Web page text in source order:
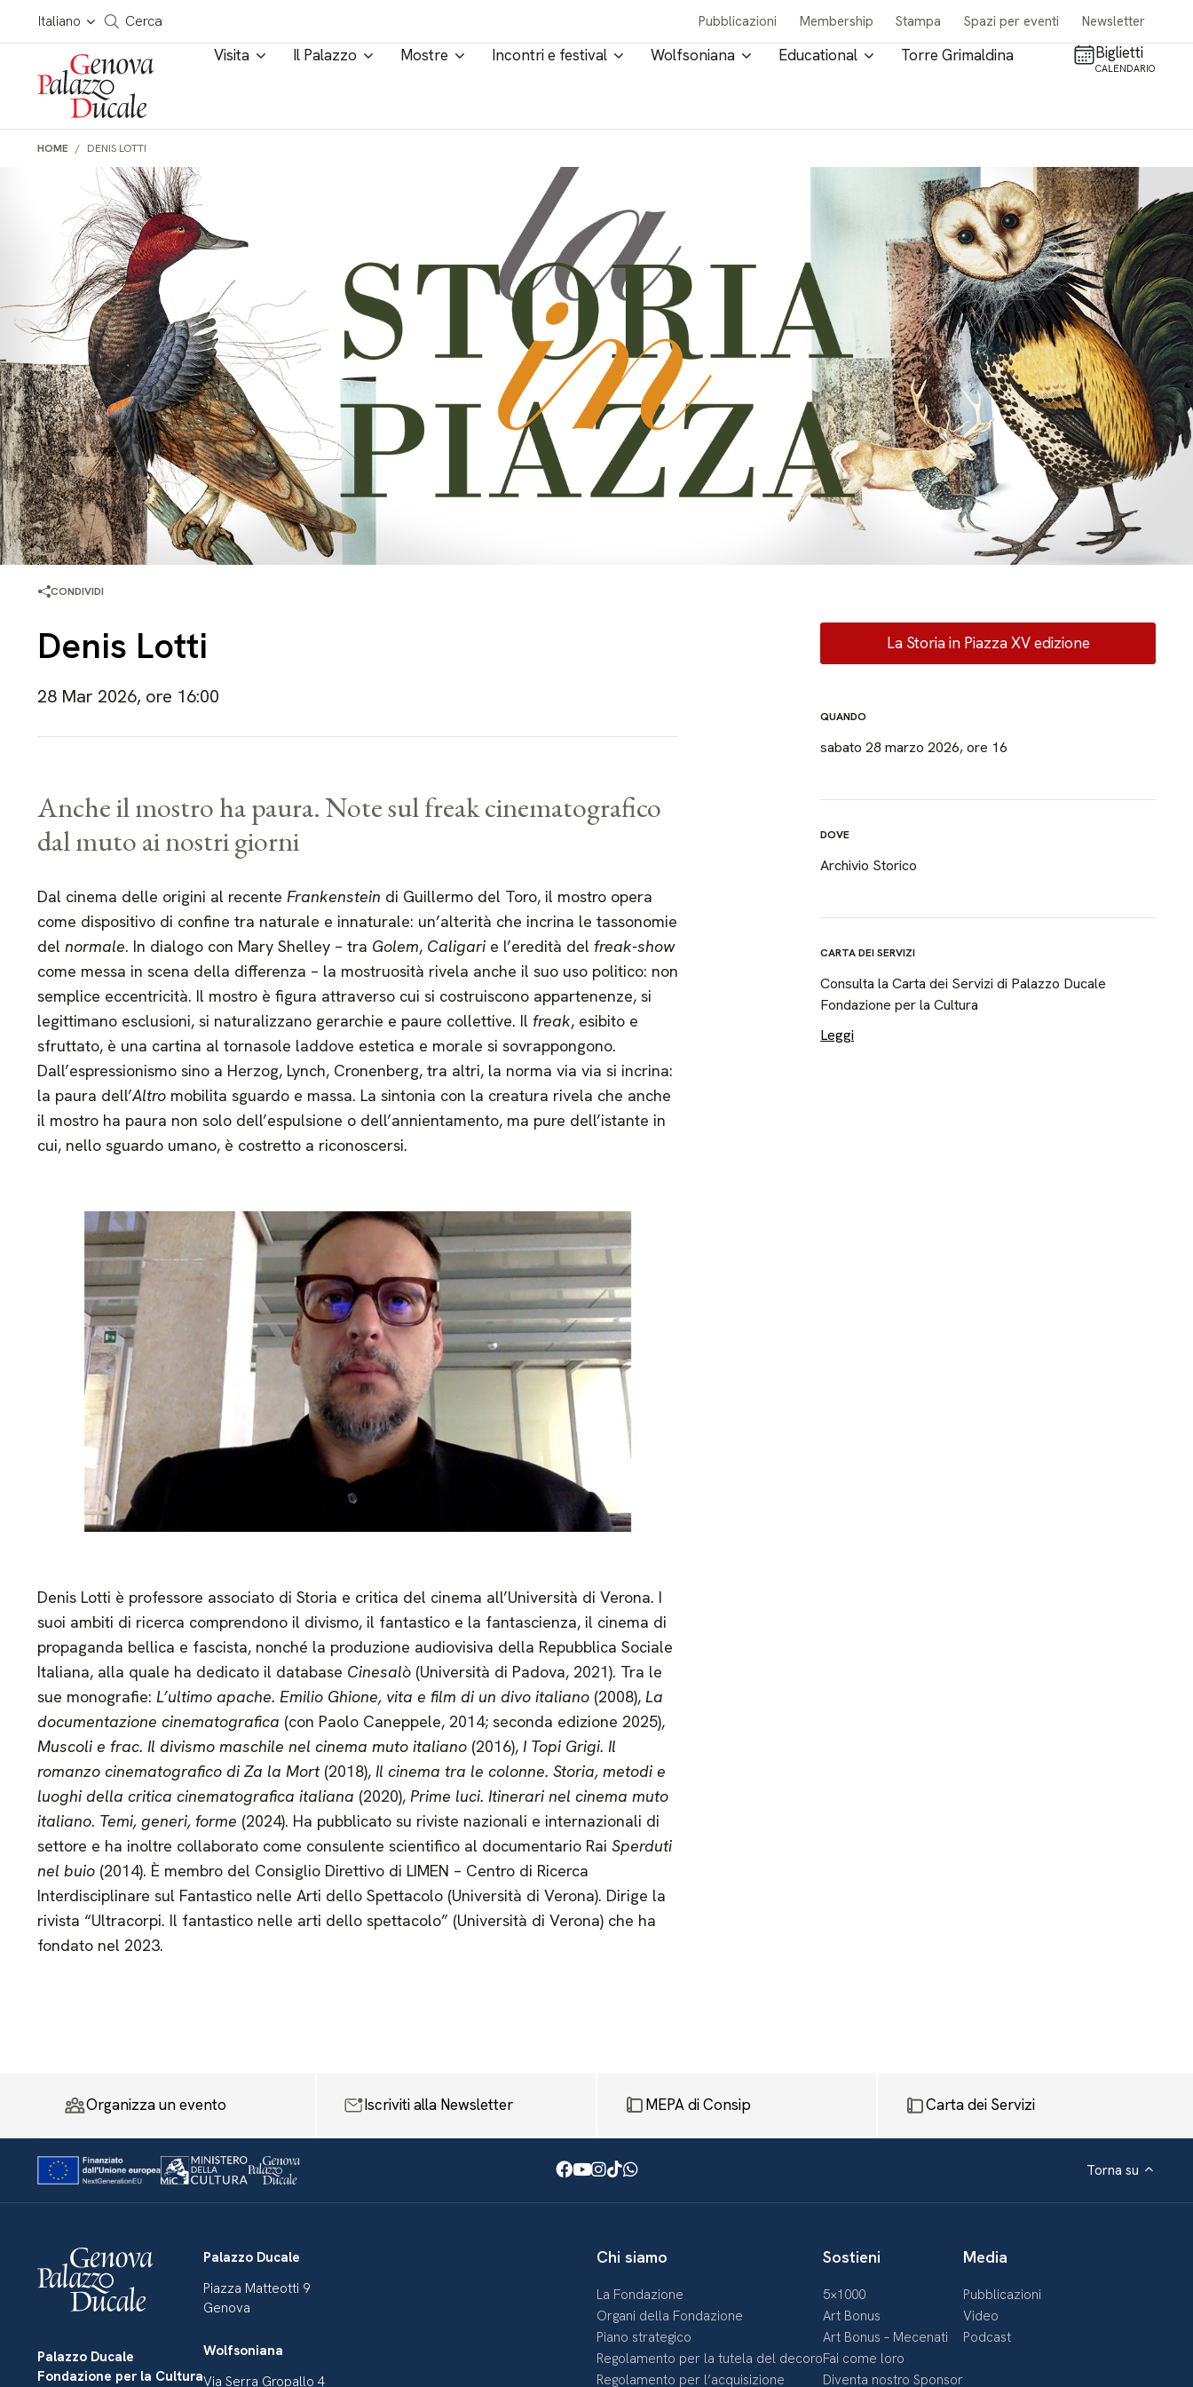
Salta al contenuto
Italiano
Cerca in tutto il sito
Cerca Pubblicazioni Membership Stampa Spazi per eventi Newsletter
Visita Il Palazzo Mostre Incontri e festival Wolfsoniana Educational Torre Grimaldina Biglietti
CALENDARIO
HOME DENIS LOTTI
CONDIVIDI
Denis Lotti
28 Mar 2026, ore 16:00
Anche il mostro ha paura. Note sul freak cinematografico
dal muto ai nostri giorni
Dal cinema delle origini al recente Frankenstein di Guillermo del Toro, il mostro opera
come dispositivo di confine tra naturale e innaturale: un’alterità che incrina le tassonomie
del normale. In dialogo con Mary Shelley – tra Golem, Caligarie l’eredità del freak-show
come messa in scena della differenza – la mostruosità rivela anche il suo uso politico: non
semplice eccentricità. Il mostro è figura attraverso cui si costruiscono appartenenze, si
legittimano esclusioni, si naturalizzano gerarchie e paure collettive. Il freak, esibito e
sfruttato, è una cartina al tornasole laddove estetica e morale si sovrappongono.
Dall’espressionismo sino a Herzog, Lynch, Cronenberg, tra altri, la norma via via si incrina:
la paura dell’Altromobilita sguardo e massa. La sintonia con la creatura rivela che anche
il mostro ha paura non solo dell’espulsione o dell’annientamento, ma pure dell’istante in
cui, nello sguardo umano, è costretto a riconoscersi.
Denis Lotti è professore associato di Storia e critica del cinema all’Università di Verona. I
suoi ambiti di ricerca comprendono il divismo, il fantastico e la fantascienza, il cinema di
propaganda bellica e fascista, nonché la produzione audiovisiva della Repubblica Sociale
Italiana, alla quale ha dedicato il database Cinesalò(Università di Padova, 2021). Tra le
sue monografie: L’ultimo apache. Emilio Ghione, vita e film di un divo italiano(2008), La
documentazione cinematografica (con Paolo Caneppele, 2014; seconda edizione 2025),
Muscoli e frac. Il divismo maschile nel cinema muto italiano(2016), I Topi Grigi. Il
romanzo cinematografico di Za la Mort(2018), Il cinema tra le colonne. Storia, metodi e
luoghi della critica cinematografica italiana (2020), Prime luci. Itinerari nel cinema muto
italiano. Temi, generi, forme (2024). Ha pubblicato su riviste nazionali e internazionali di
settore e ha inoltre collaborato come consulente scientifico al documentario Rai Sperduti
nel buio(2014). È membro del Consiglio Direttivo di LIMEN – Centro di Ricerca
Interdisciplinare sul Fantastico nelle Arti dello Spettacolo (Università di Verona). Dirige la
rivista “Ultracorpi. Il fantastico nelle arti dello spettacolo” (Università di Verona) che ha
fondato nel 2023.
La Storia in Piazza XV edizione
QUANDO
sabato 28 marzo 2026, ore 16
DOVE
Archivio Storico
CARTA DEI SERVIZI
Consulta la Carta dei Servizi di Palazzo Ducale
Fondazione per la Cultura
Leggi
Organizza un evento Iscriviti alla Newsletter MEPA di Consip Carta dei Servizi
Facebook
Youtube
Instagram
TikTok
WhatsApp Torna su
Palazzo Ducale
Fondazione per la Cultura
Palazzo Ducale
Piazza Matteotti 9
Genova
Wolfsoniana
Via Serra Gropallo 4
Chi siamo
La Fondazione
Organi della Fondazione
Piano strategico
Regolamento per la tutela del decoro
Regolamento per l’acquisizione
Sostieni
5×1000
Art Bonus
Art Bonus – Mecenati
Fai come loro
Diventa nostro Sponsor
Media
Pubblicazioni
Video
Podcast